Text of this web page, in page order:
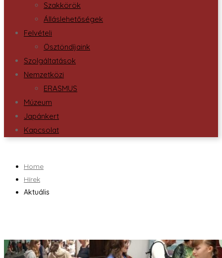
Szakkörök
Álláslehetőségek
Felvételi
Ösztöndíjaink
Szolgáltatások
Nemzetközi
ERASMUS
Múzeum
Japánkert
Kapcsolat
Home
Hírek
Aktuális